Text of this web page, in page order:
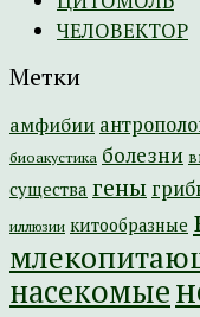
ЧЕЛОВЕКТОР
Метки
амфибии
биоакустика болезни
существа гены
иллюзии китообразные
насекомые